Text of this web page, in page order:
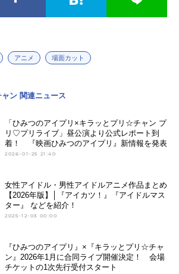
アニメ 場面カット
ン 関連ニュース
「ひみつのアイプリ×キラッとプリ☆チャン プ
リ♡プリライブ」昼公演より公式レポート到
着！ 『映画ひみつのアイプリ』新情報を発表
2026-01-25 21:40
女性アイドル・男性アイドルアニメ作品まとめ
【2026年版】│『アイカツ！』『アイドルマス
ター』 などを紹介！
2025-12-03 00:00
『ひみつのアイプリ』×『キラッとプリ☆チャ
ン』2026年1月に合同ライブ開催決定！ 会場
チケットの1次先行受付スタート